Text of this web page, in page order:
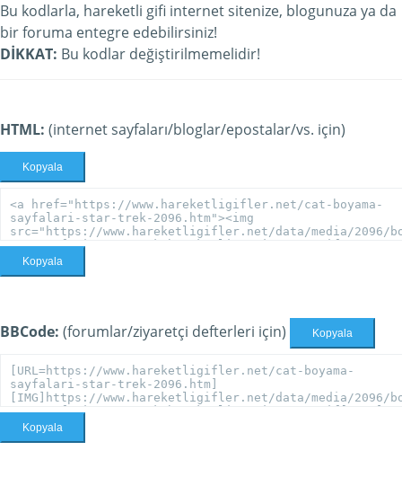
Bu kodlarla, hareketli gifi internet sitenize, blogunuza ya da
bir foruma entegre edebilirsiniz!
DİKKAT: Bu kodlar değiştirilmemelidir!
HTML: (internet sayfaları/bloglar/epostalar/vs. için)
Kopyala
Kopyala
BBCode: (forumlar/ziyaretçi defterleri için) Kopyala
Kopyala